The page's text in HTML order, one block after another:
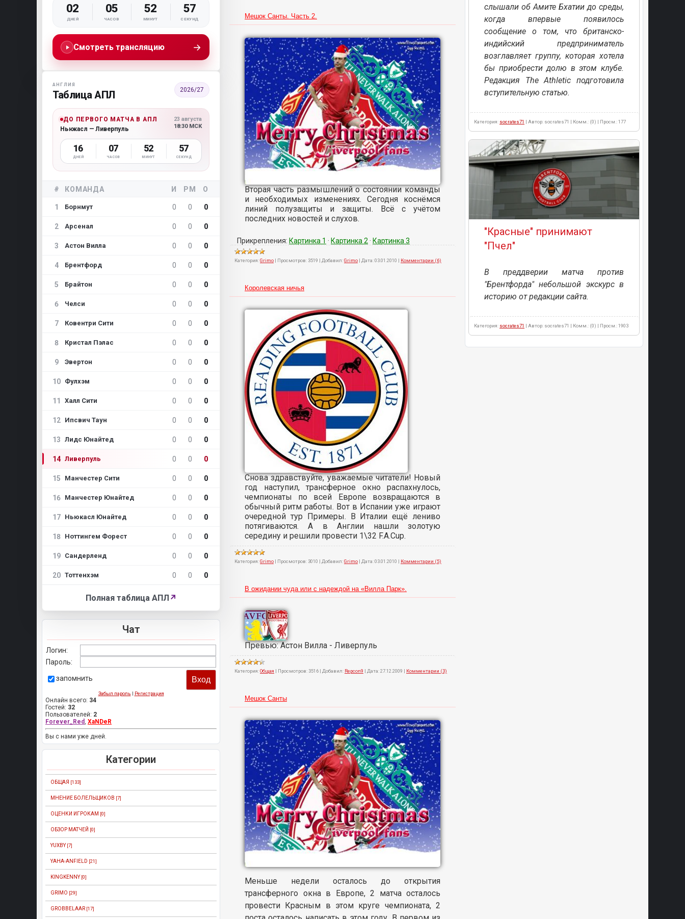
02
ДНЕЙ
05
ЧАСОВ
52
МИНУТ
56
СЕКУНД
Смотреть трансляцию →
АНГЛИЯ
Таблица АПЛ 2026/27
ДО ПЕРВОГО МАТЧА В АПЛ
Ньюкасл — Ливерпуль
23 августа
18:30 МСК
16
ДНЕЙ
07
ЧАСОВ
52
МИНУТ
56
СЕКУНД
# КОМАНДА И РМ О
1 Борнмут 0 0 0
2 Арсенал 0 0 0
3 Астон Вилла 0 0 0
4 Брентфорд 0 0 0
5 Брайтон 0 0 0
6 Челси 0 0 0
7 Ковентри Сити 0 0 0
8 Кристал Пэлас 0 0 0
9 Эвертон 0 0 0
10 Фулхэм 0 0 0
11 Халл Сити 0 0 0
12 Ипсвич Таун 0 0 0
13 Лидс Юнайтед 0 0 0
14 Ливерпуль 0 0 0
15 Манчестер Сити 0 0 0
16 Манчестер Юнайтед 0 0 0
17 Ньюкасл Юнайтед 0 0 0
18 Ноттингем Форест 0 0 0
19 Сандерленд 0 0 0
20 Тоттенхэм 0 0 0
Полная таблица АПЛ ↗
Чат
Логин:
Пароль:
запомнить
Забыл пароль | Регистрация
Онлайн всего: 34
Гостей: 32
Пользователей: 2
Forever_Red, XaNDeR
Вы с нами уже дней.
Категории
ОБЩАЯ [133]
МНЕНИЕ БОЛЕЛЬЩИКОВ [7]
ОЦЕНКИ ИГРОКАМ [0]
ОБЗОР МАТЧЕЙ [0]
YUXBY [7]
YAHA-ANFIELD [21]
KINGKENNY [0]
GRIMO [29]
GROBBELAAR [17]
Мешок Санты. Часть 2.
Вторая часть размышлений о состоянии команды
и необходимых изменениях. Сегодня коснёмся
линий полузащиты и защиты. Всё с учётом
последних новостей и слухов.
Прикрепления: Картинка 1 · Картинка 2 · Картинка 3
Категория:Grimo | Просмотров: 3519 | Добавил:Grimo | Дата:03.01.2010 | Комментарии (6)
Королевская ничья
Снова здравствуйте, уважаемые читатели! Новый
год наступил, трансферное окно распахнулось,
чемпионаты по всей Европе возвращаются в
обычный ритм работы. Вот в Испании уже играют
очередной тур Примеры. В Италии ещё лениво
потягиваются. А в Англии нашли золотую
середину и решили провести 1\32 F.A.Cup.
Категория:Grimo | Просмотров: 3010 | Добавил:Grimo | Дата:03.01.2010 | Комментарии (5)
В ожидании чуда или с надеждой на «Вилла Парк».
Превью: Астон Вилла - Ливерпуль
Категория:Общая | Просмотров: 3516 | Добавил: Repcon9 | Дата:27.12.2009 | Комментарии (3)
Мешок Санты
Меньше недели осталось до открытия
трансферного окна в Европе, 2 матча осталось
провести Красным в этом круге чемпионата, 2
слышали об Амите Бхатии до среды,
когда впервые появилось
сообщение о том, что британско-
индийский предприниматель
возглавляет группу, которая хотела
бы приобрести долю в этом клубе.
Редакция The Athletic подготовила
вступительную статью.
Категория: socrates71 | Автор: socrates71 | Комм.: (0) | Просм.: 177
"Красные" принимают
"Пчел"
В преддверии матча против
"Брентфорда" небольшой экскурс в
историю от редакции сайта.
Категория: socrates71 | Автор: socrates71 | Комм.: (0) | Просм.: 1903